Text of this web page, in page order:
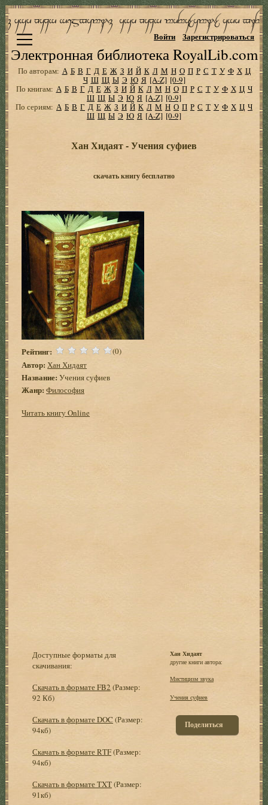
Электронная библиотека RoyalLib.com
Войти Зарегистрироваться
По авторам: А Б В Г Д Е Ж З И Й К Л М Н О П Р С Т У Ф Х Ц
Ч Ш Щ Ы Э Ю Я [A-Z] [0-9]
По книгам: А Б В Г Д Е Ж З И Й К Л М Н О П Р С Т У Ф Х Ц Ч
Ш Щ Ы Э Ю Я [A-Z] [0-9]
По сериям: А Б В Г Д Е Ж З И Й К Л М Н О П Р С Т У Ф Х Ц Ч
Ш Щ Ы Э Ю Я [A-Z] [0-9]
Хан Хидаят - Учения суфиев
скачать книгу бесплатно
Рейтинг: (0)
Автор: Хан Хидаят
Название: Учения суфиев
Жанр: Философия
Читать книгу Online
Доступные форматы для
скачивания:
Скачать в формате FB2 (Размер:
92 Кб)
Скачать в формате DOC (Размер:
94кб)
Скачать в формате RTF(Размер:
94кб)
Скачать в формате TXT(Размер:
91кб)
Хан Хидаят
другие книги автора:
Мистицизм звука
Учения суфиев
Поделиться